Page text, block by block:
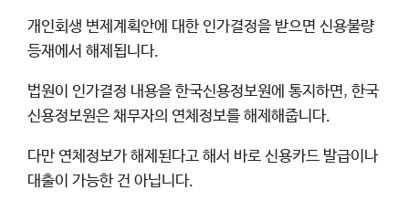
개인회생 변제계획안에 대한 인가결정을 받으면 신용불량
등재에서 해제됩니다.
법원이 인가결정 내용을 한국신용정보원에 통지하면, 한국
신용정보원은 채무자의 연체정보를 해제해줍니다.
다만 연체정보가 해제된다고 해서 바로 신용카드 발급이나
대출이 가능한 건 아닙니다.